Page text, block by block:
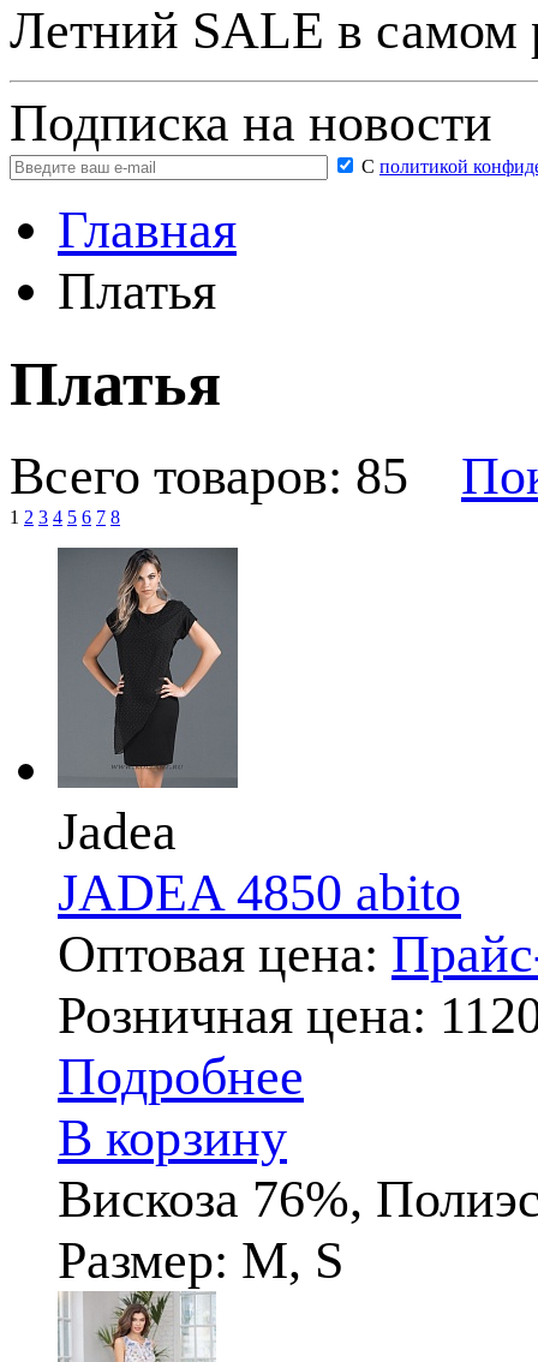
Летний SALE в самом
Подписка на новости
С политикой
Главная
Платья
Платья
Всего товаров: 85
1 2 3 4 5 6 7 8
Jadea
JADEA 4850 abito
Оптовая цена:
Розничная цена:
Подробнее
В корзину
Вискоза 76%,
Размер: M, S